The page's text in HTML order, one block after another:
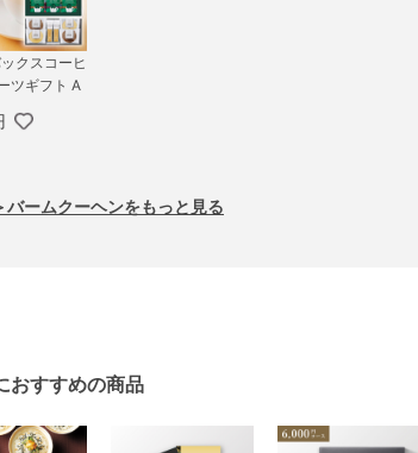
クスコーヒ
ツギフト A
バームクーヘンをもっと見る
おすすめの商品